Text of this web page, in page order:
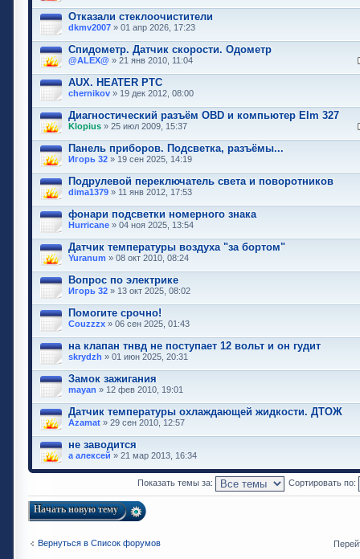
Отказали стеклоочистители
dkmv2007 » 01 апр 2026, 17:23
Спидометр. Датчик скорости. Одометр
@ALEX@ » 21 янв 2010, 11:04
AUX. HEATER PTC
chernikov » 19 дек 2012, 08:00
Диагностический разъём OBD и компьютер Elm 327
Klopius » 25 июл 2009, 15:37
Панель приборов. Подсветка, разъёмы...
Игорь 32 » 19 сен 2025, 14:19
Подрулевой переключатель света и поворотников
dima1379 » 11 янв 2012, 17:53
фонари подсветки номерного знака
Hurricane » 04 ноя 2025, 13:54
Датчик температуры воздуха "за бортом"
Yuranum » 08 окт 2010, 08:24
Вопрос по электрике
Игорь 32 » 13 окт 2025, 08:02
Помогите срочно!
Couzzzx » 06 сен 2025, 01:43
на клапан тнвд не поступает 12 вольт и он гудит
skrydzh » 01 июн 2025, 20:31
Замок зажигания
mayan » 12 фев 2010, 19:01
Датчик температуры охлаждающей жидкости. ДТОЖ
Azamat » 29 сен 2010, 12:57
не заводится
а алексей » 21 мар 2013, 16:34
Показать темы за: Сортировать по:
Начать новую тему
Вернуться в Список форумов